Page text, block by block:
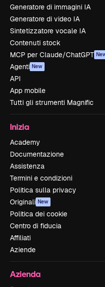
Generatore di immagini IA
Generatore di video IA
Sintetizzatore vocale IA
Contenuti stock
MCP per Claude/ChatGPT
Agenti New
API
App mobile
Tutti gli strumenti Magnific
Inizia
Academy
Documentazione
Assistenza
Termini e condizioni
Politica sulla privacy
Originali New
Politica dei cookie
Centro di fiducia
Affiliati
Aziende
Azienda